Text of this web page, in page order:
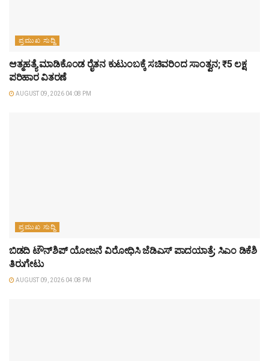
ಪ್ರಮುಖ ಸುದ್ದಿ
ಆತ್ಮಹತ್ಯೆ ಮಾಡಿಕೊಂಡ ರೈತನ ಕುಟುಂಬಕ್ಕೆ ಸಚಿವರಿಂದ ಸಾಂತ್ವನ; ₹5 ಲಕ್ಷ
ಪರಿಹಾರ ವಿತರಣೆ
AUGUST 09, 2026 04:08 PM
ಪ್ರಮುಖ ಸುದ್ದಿ
ಬಿಡದಿ ಟೌನ್‌ಶಿಪ್ ಯೋಜನೆ ವಿರೋಧಿಸಿ ಜೆಡಿಎಸ್ ಪಾದಯಾತ್ರೆ; ಸಿಎಂ ಡಿಕೆಶಿ
ತಿರುಗೇಟು
AUGUST 09, 2026 04:08 PM